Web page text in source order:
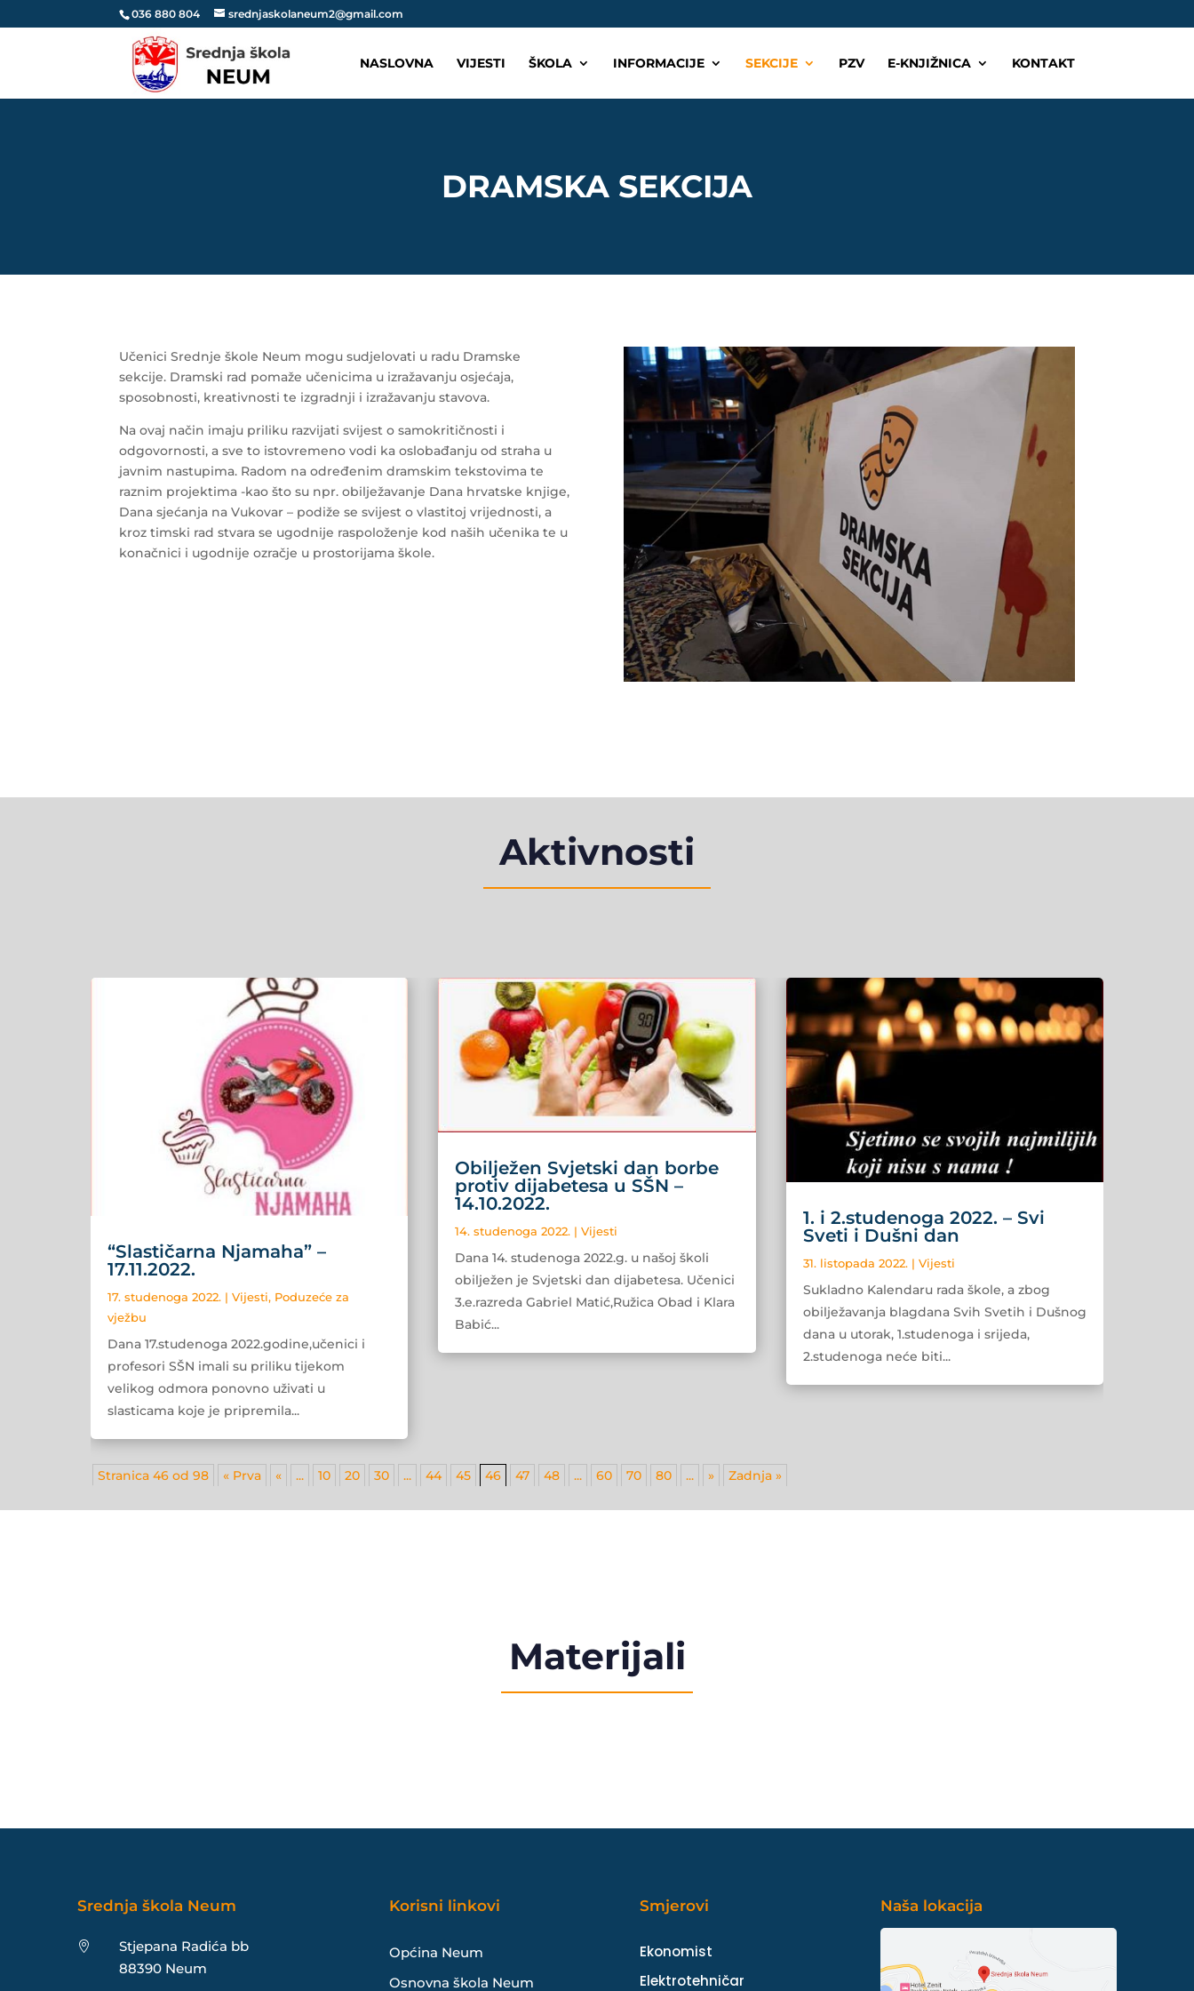
036 880 804 srednjaskolaneum2@gmail.com
NASLOVNA VIJESTI ŠKOLA INFORMACIJE SEKCIJE PZV E-KNJIŽNICA KONTAKT
DRAMSKA SEKCIJA
Učenici Srednje škole Neum mogu sudjelovati u radu Dramske
sekcije. Dramski rad pomaže učenicima u izražavanju osjećaja,
sposobnosti, kreativnosti te izgradnji i izražavanju stavova.
Na ovaj način imaju priliku razvijati svijest o samokritičnosti i
odgovornosti, a sve to istovremeno vodi ka oslobađanju od straha u
javnim nastupima. Radom na određenim dramskim tekstovima te
raznim projektima -kao što su npr. obilježavanje Dana hrvatske knjige,
Dana sjećanja na Vukovar – podiže se svijest o vlastitoj vrijednosti, a
kroz timski rad stvara se ugodnije raspoloženje kod naših učenika te u
konačnici i ugodnije ozračje u prostorijama škole.
Aktivnosti
“Slastičarna Njamaha” –
17.11.2022.
17. studenoga 2022. | Vijesti, Poduzeće za
vježbu
Dana 17.studenoga 2022.godine,učenici i
profesori SŠN imali su priliku tijekom
velikog odmora ponovno uživati u
slasticama koje je pripremila...
Obilježen Svjetski dan borbe
protiv dijabetesa u SŠN –
14.10.2022.
14. studenoga 2022. |Vijesti
Dana 14. studenoga 2022.g. u našoj školi
obilježen je Svjetski dan dijabetesa. Učenici
3.e.razreda Gabriel Matić,Ružica Obad i Klara
Babić...
1. i 2.studenoga 2022. – Svi
Sveti i Dušni dan
31. listopada 2022.| Vijesti
Sukladno Kalendaru rada škole, a zbog
obilježavanja blagdana Svih Svetih i Dušnog
dana u utorak, 1.studenoga i srijeda,
2.studenoga neće biti...
Stranica 46 od 98 « Prva « ... 10 20 30 ... 44 45 46 47 48 ... 60 70 80 ... » Zadnja »
Materijali
Srednja škola Neum

Stjepana Radića bb
88390 Neum
Korisni linkovi
Općina Neum
Osnovna škola Neum
Smjerovi
Ekonomist
Elektrotehničar
Naša lokacija